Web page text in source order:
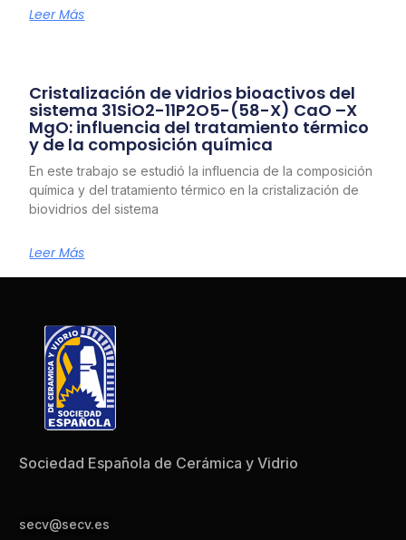
Leer Más
Cristalización de vidrios bioactivos del
sistema 31SiO2-11P2O5-(58-X) CaO –X
MgO: influencia del tratamiento térmico
y de la composición química
En este trabajo se estudió la influencia de la composición
química y del tratamiento térmico en la cristalización de
biovidrios del sistema
Leer Más
Sociedad Española de Cerámica y Vidrio
secv@secv.es